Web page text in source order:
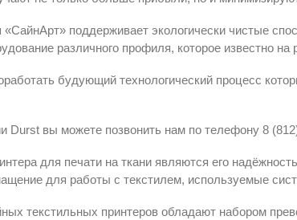
поддерживает экологически чистые
различного профиля, которое известно
будующий технологический процесс
вы можете позвонить нам по телефону 8
для печати на ткани являются его
для работы с текстилем, используемые
текстильных принтеров обладают набором